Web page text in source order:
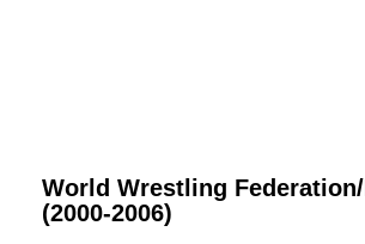
World Wrestling
(2000-2006)